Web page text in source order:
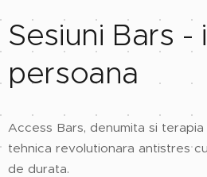
Sesiuni Bars -
persoana
Access Bars, denumita si
tehnica revolutionara antistres
de durata.